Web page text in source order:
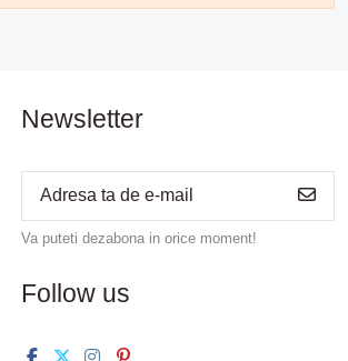
Newsletter
Va puteti dezabona in orice moment!
Follow us